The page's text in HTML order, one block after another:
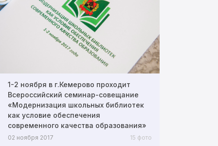
1-2 ноября в г.Кемерово проходит
Всероссийский семинар-совещание
«Модернизация школьных библиотек
как условие обеспечения
современного качества образования»
02 ноября 2017 15 фото